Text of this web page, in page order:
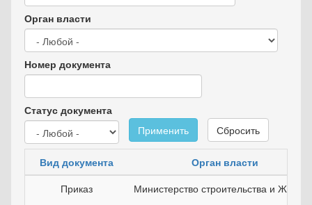
Орган власти
Номер документа
Статус документа
Применить
Сбросить
Вид документа
Орган власти
Приказ
Министерство строительства и ЖКХ